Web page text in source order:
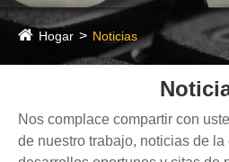
Hogar Noticias
Nos complace compartir con
de nuestro trabajo, noticias de